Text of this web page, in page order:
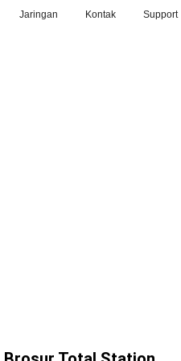
Jaringan Kontak Support